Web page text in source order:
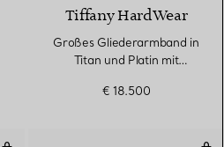
Tiffany HardWear
Großes Gliederarmband in
Titan und Platin mit
€ 18.500